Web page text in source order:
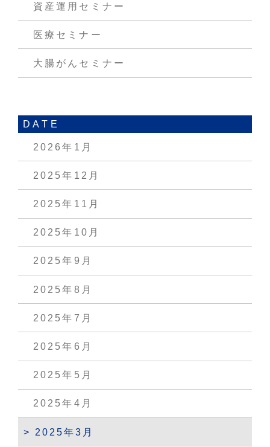
資産運用セミナー
医療セミナー
大腸がんセミナー
DATE
2026年1月
2025年12月
2025年11月
2025年10月
2025年9月
2025年8月
2025年7月
2025年6月
2025年5月
2025年4月
2025年3月